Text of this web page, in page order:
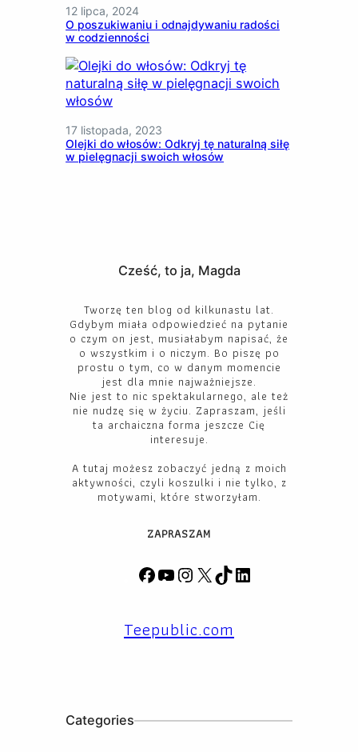
12 lipca, 2024
O poszukiwaniu i odnajdywaniu radości
w codzienności
17 listopada, 2023
Olejki do włosów: Odkryj tę naturalną siłę
w pielęgnacji swoich włosów
Cześć, to ja, Magda
Tworzę ten blog od kilkunastu lat.
Gdybym miała odpowiedzieć na pytanie
o czym on jest, musiałabym napisać, że
o wszystkim i o niczym. Bo piszę po
prostu o tym, co w danym momencie
jest dla mnie najważniejsze.
Nie jest to nic spektakularnego, ale też
nie nudzę się w życiu. Zapraszam, jeśli
ta archaiczna forma jeszcze Cię
interesuje.
A tutaj możesz zobaczyć jedną z moich
aktywności, czyli koszulki i nie tylko, z
motywami, które stworzyłam.
ZAPRASZAM
F
e
b
Y
T
u
t
a
X
T
o
Teepublic.com
Categories